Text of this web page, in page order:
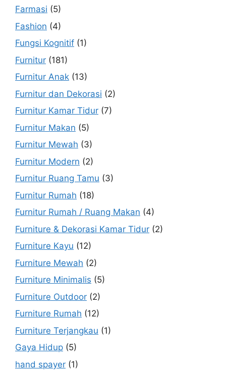
Farmasi (5)
Fashion (4)
Fungsi Kognitif (1)
Furnitur (181)
Furnitur Anak (13)
Furnitur dan Dekorasi (2)
Furnitur Kamar Tidur (7)
Furnitur Makan (5)
Furnitur Mewah (3)
Furnitur Modern (2)
Furnitur Ruang Tamu (3)
Furnitur Rumah (18)
Furnitur Rumah / Ruang Makan (4)
Furniture & Dekorasi Kamar Tidur (2)
Furniture Kayu (12)
Furniture Mewah (2)
Furniture Minimalis (5)
Furniture Outdoor (2)
Furniture Rumah (12)
Furniture Terjangkau (1)
Gaya Hidup (5)
hand spayer (1)